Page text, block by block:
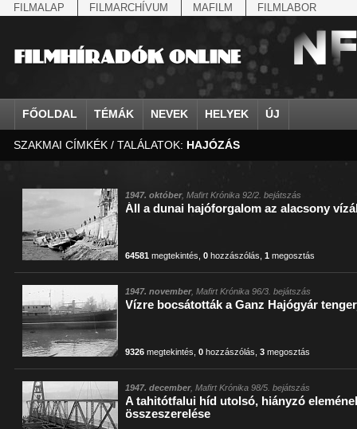
FILMALAP FILMARCHÍVUM MAFILM FILMLABOR
FŐOLDAL TÉMÁK NEVEK HELYEK ÚJ
agrárium
államfő
állatvilág
amerikai magyarok
Anschluss
antant
antant
április 4.
arisztokrácia
IV. Béla, magyar királ...
Aarons-Hughes, Ruth
Aczél Ilona
Ádám Zoltán
Ady Endre
Agárdi Gábor
Ágotai Géza, dr.
Aimone savoya-
Albert Ferenc
Albert Ferenc
Aarau
Abapuszta
Addisz-Abeba
Adony
Adua
Afrika
Alag
Albánia
SZAKMAI CÍMKÉK / TALÁLATOK: HAJÓZÁS
1947. október, Mafirt Krónika 92/2. bejátszás
Áll a dunai hajóforgalom az alacsony
64581 megtekintés ,0 hozzászólás ,1 megosztás
1947. november, Mafirt Krónika 96/3. bejátszás
Vízre bocsátották a Ganz Hajógyár
9326 megtekintés ,0 hozzászólás ,3 megosztás
1947. december, Mafirt Krónika 98/5. bejátszás
A tahitótfalui híd utolsó, hiányzó
összeszerelése